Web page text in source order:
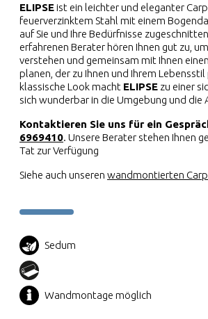
ELIPSEist ein leichter und eleganter
feuerverzinktem Stahl mit einem
auf Sie und Ihre Bedürfnisse
erfahrenen Berater hören Ihnen gut zu,
verstehen und gemeinsam mit Ihnen
planen, der zu Ihnen und Ihrem
klassische Look macht ELIPSE zu einer
sich wunderbar in die Umgebung und
Kontaktieren Sie uns für ein
6969410. Unsere Berater stehen Ihnen
Tat zur Verfügung
Siehe auch unseren wandmontierten
Sedum
Wandmontage möglich